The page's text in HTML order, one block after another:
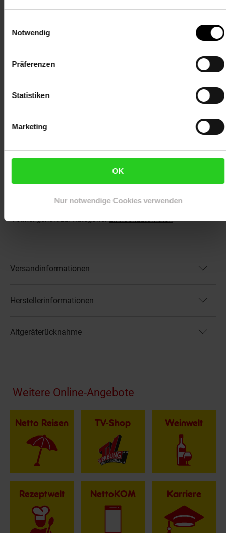
Notwendig
Präferenzen
Statistiken
Marketing
OK
Nur notwendige Cookies verwenden
1 x Kessel mit Umwälzpumpe
1 x Lochblech
1 x Filterbehälter mit abnehmbarem Henkel
1 x Stopper
Maße: ca. 47,5 x 84,5 x 46,5 cm (BxHxT)
Artikelnummer: 2643601000
Artikel gehört zur Kategorie:Einkochautomaten
Versandinformationen
Herstellerinformationen
Altgeräterücknahme
Fußzeile
Weitere Online-Angebote
Netto Reisen TV-Shop Weinwelt
Rezeptwelt NettoKOM Karriere